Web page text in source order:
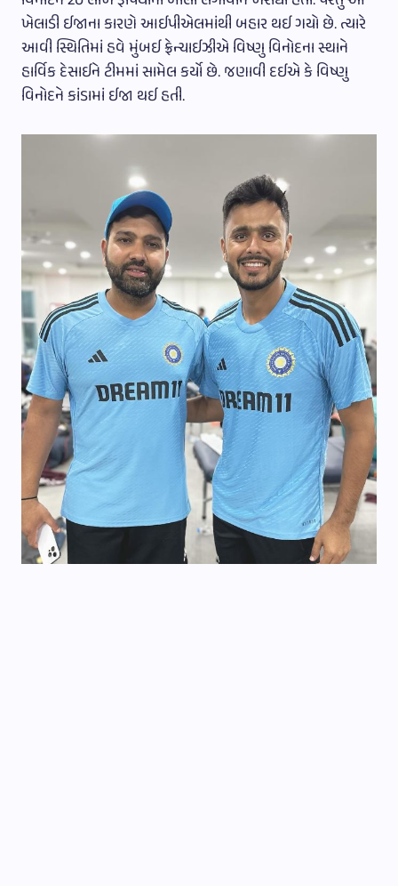
ખેલાડી ઈજાના કારણે આઈપીએલમાંથી બહાર થઈ ગયો છે. ત્યારે
આવી સ્થિતિમાં હવે મુંબઈ ફ્રેન્ચાઈઝીએ વિષ્ણુ વિનોદના સ્થાને
હાર્વિક દેસાઈને ટીમમાં સામેલ કર્યો છે. જણાવી દઈએ કે વિષ્ણુ
વિનોદને કાંડામાં ઈજા થઈ હતી.